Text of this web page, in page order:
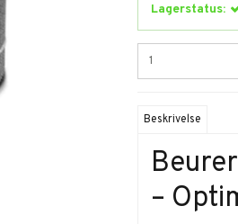
Lagerstatus:
Beskrivelse
–